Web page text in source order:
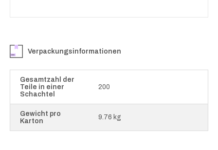
Verpackungsinformationen
Gesamtzahl der
Teile in einer
Schachtel
200
Gewicht pro
Karton
9.76 kg